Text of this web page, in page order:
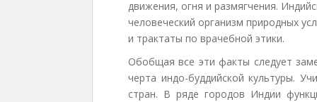
движения, огня и размягчения.
человеческий организм природных
и трактаты по врачебной этики.
Обобщая все эти факты следует
черта индо-буддийской культуры.
стран. В ряде городов Индии